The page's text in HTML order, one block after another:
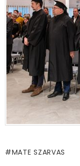
MATE SZARVAS